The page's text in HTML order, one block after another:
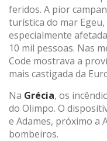
feridos. A pior
turística do mar
especialmente
10 mil pessoas. Nas
Code mostrava a
mais castigada da
Na Grécia, os
do Olimpo. O
e Adames, próximo a
bombeiros.